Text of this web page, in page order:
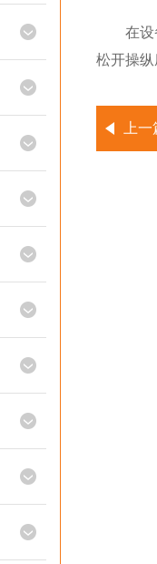
在设备
松开操
上